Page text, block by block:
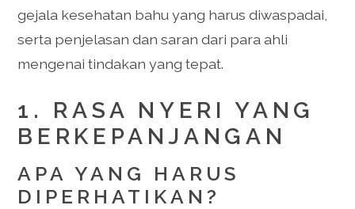
gejala kesehatan bahu yang harus diwaspadai,
serta penjelasan dan saran dari para ahli
mengenai tindakan yang tepat.
1. RASA NYERI YANG
BERKEPANJANGAN
APA YANG HARUS
DIPERHATIKAN?